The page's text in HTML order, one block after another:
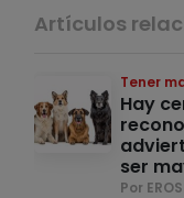
Artículos
Tener
Hay
ser
Por